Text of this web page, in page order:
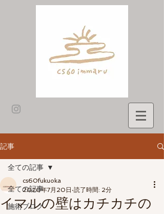
記事
全ての記事
施術ブログ
全ての記事
イマルの壁はカチカチの
cs60fukuoka
2020年7月20日 読了時間: 2分